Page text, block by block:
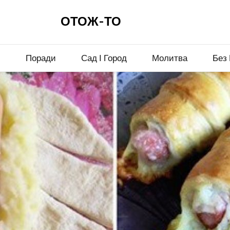
ОТОЖ-ТО
Поради Сад І Город Молитва Без